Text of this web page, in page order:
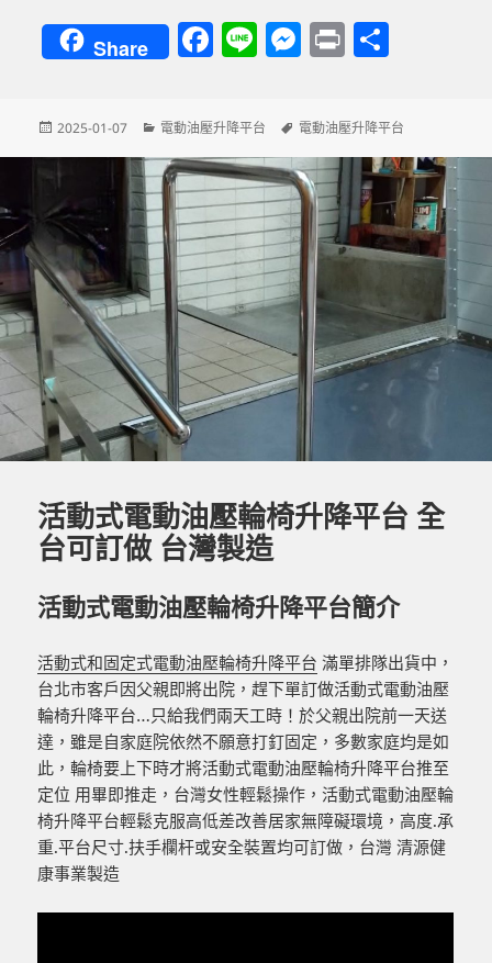
Share F
c
e
b
o
o
k
Li
e
M
se
n
g
er
P
nt
發
期:
2025-01-07
分
電動油壓升降平台
標
電動油壓升降平台
活動式電動油壓輪椅升降平台 全
台可訂做 台灣製造
活動式電動油壓輪椅升降平台簡介
活動式和固定式電動油壓輪椅升降平台 滿單排隊出貨中，
台北市客戶因父親即將出院，趕下單訂做活動式電動油壓
輪椅升降平台…只給我們兩天工時！於父親出院前一天送
達，雖是自家庭院依然不願意打釘固定，多數家庭均是如
此，輪椅要上下時才將活動式電動油壓輪椅升降平台推至
定位 用畢即推走，台灣女性輕鬆操作，活動式電動油壓輪
椅升降平台輕鬆克服高低差改善居家無障礙環境，高度.承
重.平台尺寸.扶手欄杆或安全裝置均可訂做，台灣 清源健
康事業製造